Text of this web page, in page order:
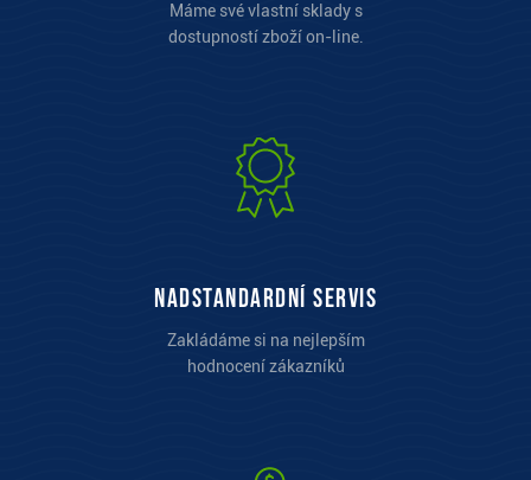
Máme své vlastní sklady s
dostupností zboží on-line.
Nadstandardní servis
Zakládáme si na nejlepším
hodnocení zákazníků